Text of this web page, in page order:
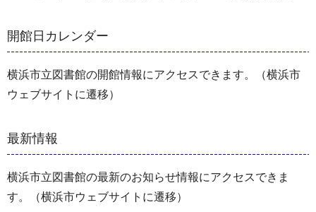
開館日カレンダー
横浜市立図書館の開館情報にアクセスできます。（横浜市
ウェブサイトに遷移）
最新情報
横浜市立図書館の最新のお知らせ情報にアクセスできま
す。（横浜市ウェブサイトに遷移）